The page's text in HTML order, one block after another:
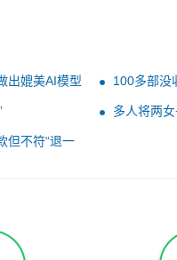
出媲美AI模型
100多部没
起警示作用
多人将两
但不符“退一